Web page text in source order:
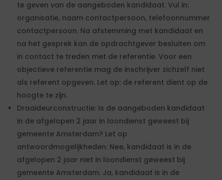
te geven van de aangeboden kandidaat. Vul in:
organisatie, naam contactpersoon, telefoonnummer
contactpersoon. Na afstemming met kandidaat en
na het gesprek kan de opdrachtgever besluiten om
in contact te treden met de referentie. Voor een
objectieve referentie mag de inschrijver zichzelf niet
als referent opgeven. Let op: de referent dient op de
hoogte te zijn.
Draaideurconstructie: Is de aangeboden kandidaat
in de afgelopen 2 jaar in loondienst geweest bij
gemeente Amsterdam? Let op
antwoordmogelijkheden: Nee, kandidaat is in de
afgelopen 2 jaar niet in loondienst geweest bij
gemeente Amsterdam. Ja, kandidaat is in de